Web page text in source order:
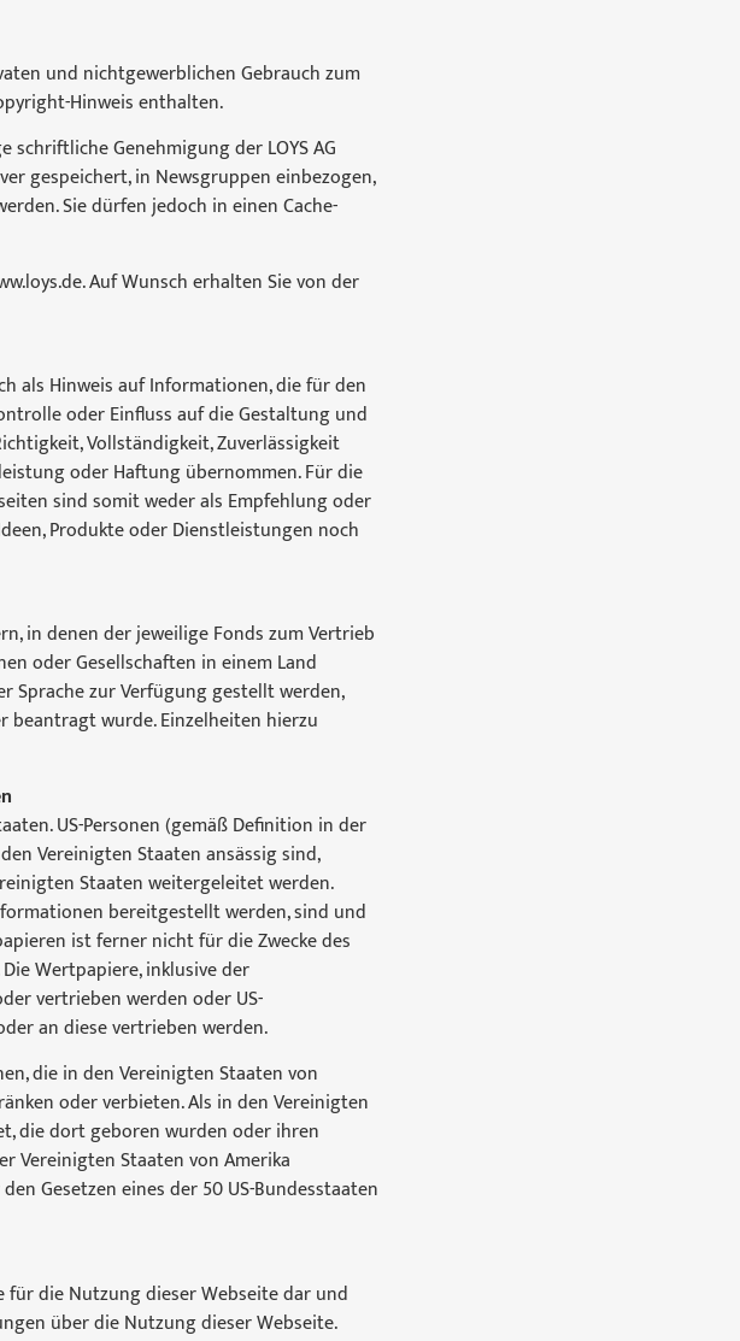
und nichtgewerblichen Gebrauch zum
Hinweis enthalten.
schriftliche Genehmigung der LOYS AG
gespeichert, in Newsgruppen einbezogen,
Sie dürfen jedoch in einen Cache-
Auf Wunsch erhalten Sie von der
als Hinweis auf Informationen, die für den
oder Einfluss auf die Gestaltung und
Vollständigkeit, Zuverlässigkeit
oder Haftung übernommen. Für die
sind somit weder als Empfehlung oder
Produkte oder Dienstleistungen noch
in denen der jeweilige Fonds zum Vertrieb
oder Gesellschaften in einem Land
Sprache zur Verfügung gestellt werden,
beantragt wurde. Einzelheiten hierzu
US-Personen (gemäß Definition in der
Vereinigten Staaten ansässig sind,
Staaten weitergeleitet werden.
bereitgestellt werden, sind und
ist ferner nicht für die Zwecke des
Wertpapiere, inklusive der
vertrieben werden oder US-
an diese vertrieben werden.
die in den Vereinigten Staaten von
oder verbieten. Als in den Vereinigten
die dort geboren wurden oder ihren
Vereinigten Staaten von Amerika
Gesetzen eines der 50 US-Bundesstaaten
die Nutzung dieser Webseite dar und
über die Nutzung dieser Webseite.